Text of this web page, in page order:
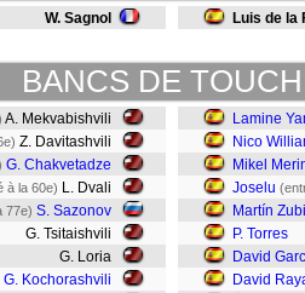
W. Sagnol Luis de la
BANCS DE
A. Mekvabishvili
Z. Davitashvili
G. Chakvetadze
à la 60e) L. Dvali
77e) S. Sazonov
G. Tsitaishvili
G. Loria
G. Kochorashvili
Lamine
Nico
Mikel
Joselu
Martín
P. Torres
David
David